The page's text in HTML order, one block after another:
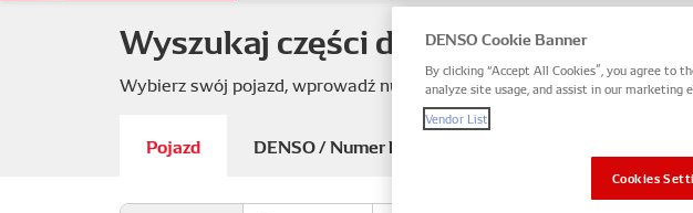
Wyszukaj części do swojego pojazdu
Wybierz swój pojazd, wprowadź numer części DENSO / numer OE lub
Pojazd DENSO / Numer katalogowy OE
DENSO Cookie Banner
By clicking “Accept All Cookies”, you agree to
analyze site usage, and assist in our marketing
Vendor List
Cookies